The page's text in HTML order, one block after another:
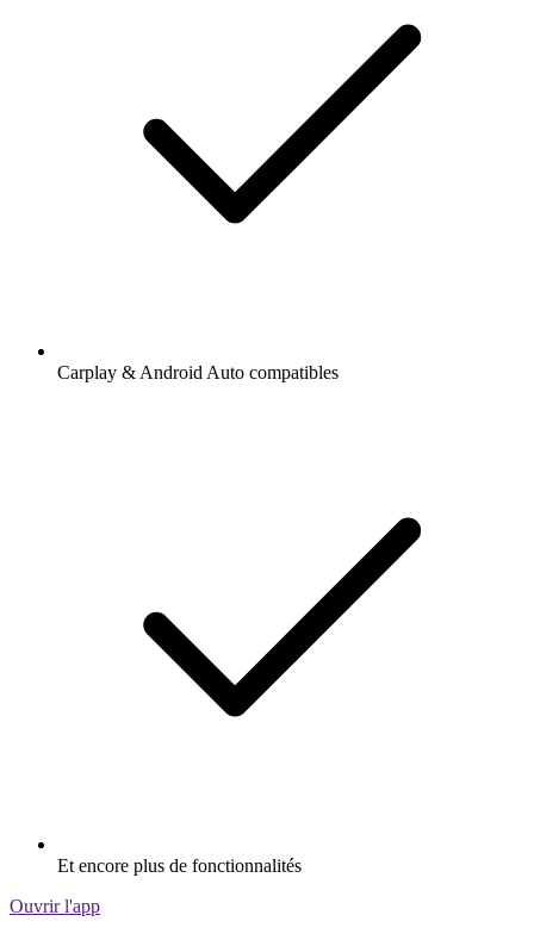
Carplay & Android Auto compatibles
Et encore plus de fonctionnalités
Ouvrir l'app